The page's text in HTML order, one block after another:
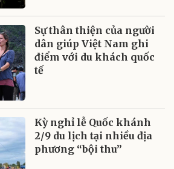
Sự thân thiện của người
dân giúp Việt Nam ghi
điểm với du khách quốc
tế
Kỳ nghỉ lễ Quốc khánh
2/9 du lịch tại nhiều địa
phương “bội thu”